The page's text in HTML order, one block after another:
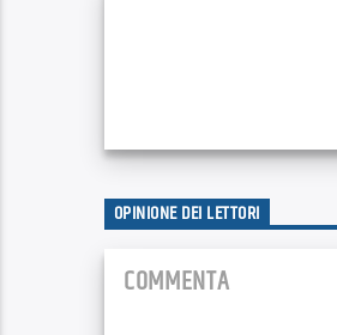
OPINIONE DEI LETTORI
COMMENTA